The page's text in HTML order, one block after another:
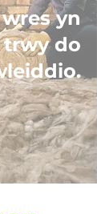
yn
trwy do